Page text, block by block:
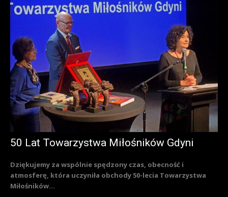
50 Lat Towarzystwa Miłośników Gdyni
Dziękujemy za wspólnie spędzony czas, obecność i
atmosferę, która uczyniła obchody 50-lecia Towarzystwa
Miłośników...